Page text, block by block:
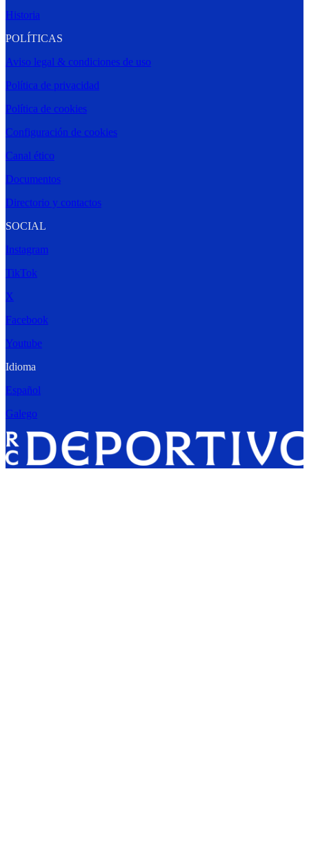
Historia
POLÍTICAS
Aviso legal & condiciones de uso
Política de privacidad
Política de cookies
Configuración de cookies
Canal ético
Documentos
Directorio y contactos
SOCIAL
Instagram
TikTok
X
Facebook
Youtube
Idioma
Español
Galego